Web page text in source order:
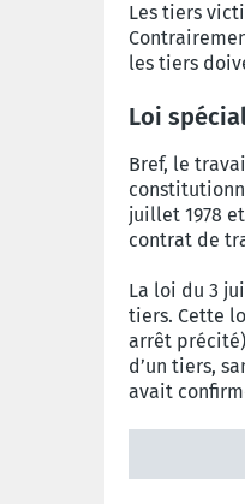
Les tiers
les tiers
Loi
Bref, le
juillet 1978
contrat de
La loi du 3
tiers. Cette
arrêt
d’un tiers,
avait